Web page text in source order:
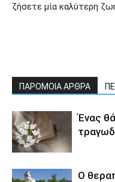
ζήσετε μία καλύτερη
ΠΑΡΟΜΟΙΑ ΑΡΘΡΑ
Ένας
Ο